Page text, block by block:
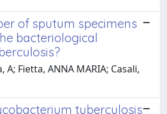
of sputum specimens
bacteriological
A; Fietta, ANNA MARIA; Casali,
tuberculosis